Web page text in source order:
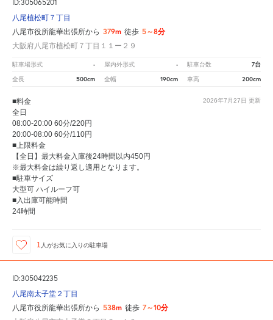
ID:305065201
八尾植松町７丁目
八尾市役所龍華出張所から 379m 徒歩 5～8分
大阪府八尾市植松町７丁目１１ー２９
駐車場形式 - 屋内外形式 - 駐車台数 7台
全長 500cm 全幅 190cm 車高 200cm
2026年7月27日 更新
■料金
全日
08:00-20:00 60分/220円
20:00-08:00 60分/110円
■上限料金
【全日】最大料金入庫後24時間以内450円
※最大料金は繰り返し適用となります。
■駐車サイズ
大型可 ハイルーフ可
■入出庫可能時間
24時間
1 人がお気に入りの駐車場
ID:305042235
八尾南太子堂２丁目
八尾市役所龍華出張所から 538m 徒歩 7～10分